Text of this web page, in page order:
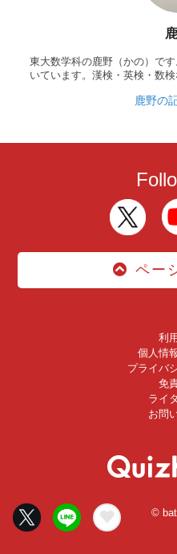
東大数学科の鹿野（かの）で
いています。漢検・英検・数検
鹿野の
ペー
利
個人情
プライバ
免
ライ
お問
©